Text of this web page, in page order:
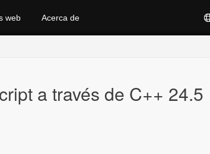
web Acerca de
a través de C++ 24.5